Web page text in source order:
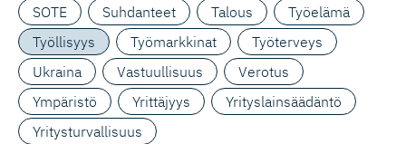
SOTE
Suhdanteet Talous
Työelämä
Työllisyys
Työmarkkinat
Työterveys
Ukraina
Vastuullisuus
Verotus
Ympäristö
Yrittäjyys
Yrityslainsäädäntö
Yritysturvallisuus